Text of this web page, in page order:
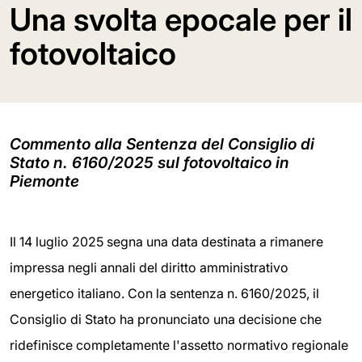
Una svolta epocale per il
fotovoltaico
Commento alla Sentenza del Consiglio di
Stato n. 6160/2025 sul fotovoltaico in
Piemonte
Il 14 luglio 2025 segna una data destinata a rimanere
impressa negli annali del diritto amministrativo
energetico italiano. Con la sentenza n. 6160/2025, il
Consiglio di Stato ha pronunciato una decisione che
ridefinisce completamente l'assetto normativo regionale